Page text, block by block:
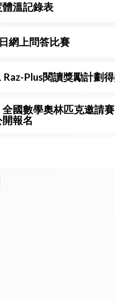
溫記錄表
網上問答比賽
Plus閱讀獎勵計劃
全國數學奧林匹克邀請
報名